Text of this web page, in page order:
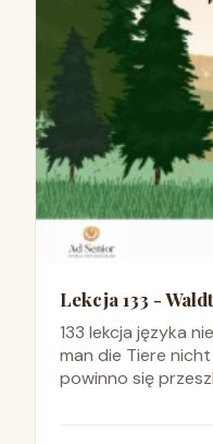
Lekcja 133 -
133 lekcja języka
man die Tiere
powinno się